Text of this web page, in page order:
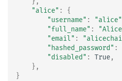
"alice" :
{
"username" : "alice"
"full_name" :
"email" :
"hashed_password" :
"disabled" : True,
},
}